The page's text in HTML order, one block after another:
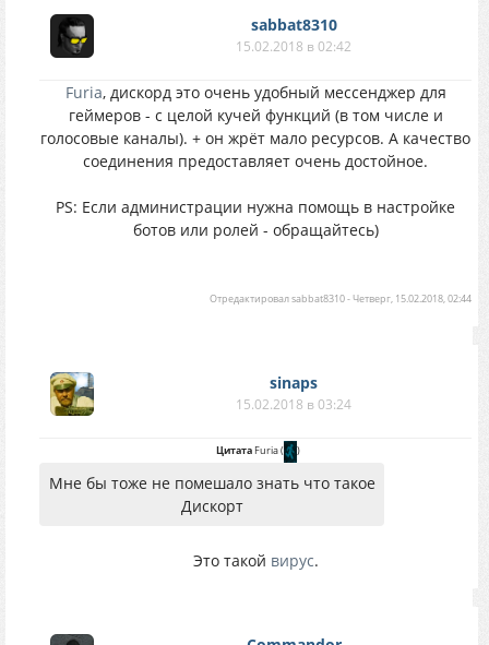
sabbat8310
15.02.2018 в 02:42
Furia, дискорд это очень удобный мессенджер для
геймеров - с целой кучей функций (в том числе и
голосовые каналы). + он жрёт мало ресурсов. А качество
соединения предоставляет очень достойное.
PS: Если администрации нужна помощь в настройке
ботов или ролей - обращайтесь)
Отредактировалsabbat8310-Четверг, 15.02.2018, 02:44
sinaps
15.02.2018 в 03:24
ЦитатаFuria( )
Мне бы тоже не помешало знать что такое
Дискорт
Это такой вирус.